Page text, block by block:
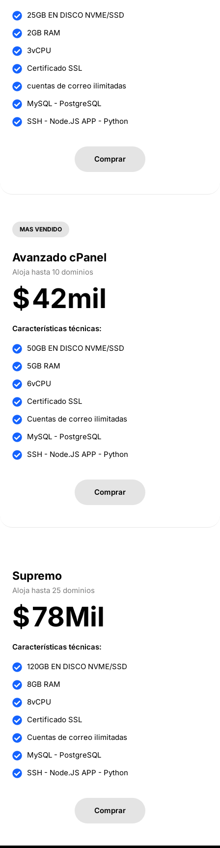
25GB EN DISCO NVME/SSD
2GB RAM
3vCPU
Certificado SSL
cuentas de correo ilimitadas
MySQL - PostgreSQL
SSH - Node.JS APP - Python
Comprar
Avanzado cPanel
Aloja hasta 10 dominios
$42mil
Características técnicas:
50GB EN DISCO NVME/SSD
5GB RAM
6vCPU
Certificado SSL
Cuentas de correo ilimitadas
MySQL - PostgreSQL
SSH - Node.JS APP - Python
Comprar
MAS VENDIDO
Supremo
Aloja hasta 25 dominios
$78Mil
Características técnicas:
120GB EN DISCO NVME/SSD
8GB RAM
8vCPU
Certificado SSL
Cuentas de correo ilimitadas
MySQL - PostgreSQL
SSH - Node.JS APP - Python
Comprar